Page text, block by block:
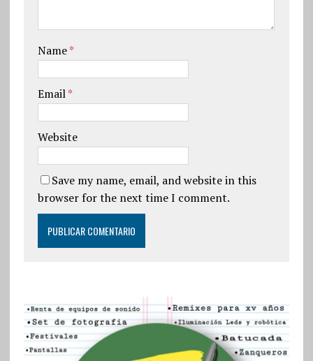
Name*
Email*
Website
Save my name, email, and website in this
browser for the next time I comment.